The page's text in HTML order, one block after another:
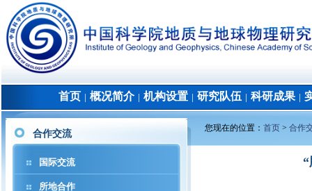
首页 概况简介│ 机构设置 研究队伍 科研成果│
合作交流
国际交流
所地合作
您现在的位置： 首页 > 合作